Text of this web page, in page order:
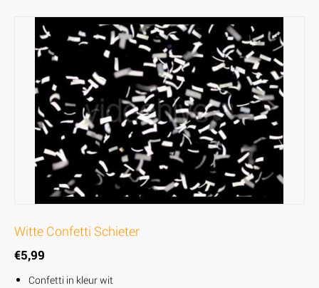
Witte Confetti Schieter
€5,99
Confetti in kleur wit